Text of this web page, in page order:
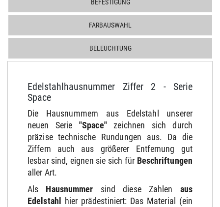
BEFESTIGUNG
FARBAUSWAHL
BELEUCHTUNG
Edelstahlhausnummer Ziffer 2 - Serie
Space
Die Hausnummern aus Edelstahl unserer
neuen Serie"Space"zeichnen sich durch
präzise technische Rundungen aus. Da die
Ziffern auch aus größerer Entfernung gut
lesbar sind, eignen sie sich für Beschriftungen
aller Art.
Als Hausnummer sind diese Zahlen aus
Edelstahl
hier prädestiniert: Das Material (ein